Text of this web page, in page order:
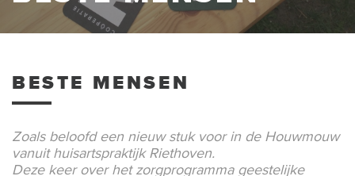
BESTE MENSEN
Zoals beloofd een nieuw stuk voor in de Houwmouw
vanuit huisartspraktijk Riethoven.
Deze keer over het zorgprogramma geestelijke